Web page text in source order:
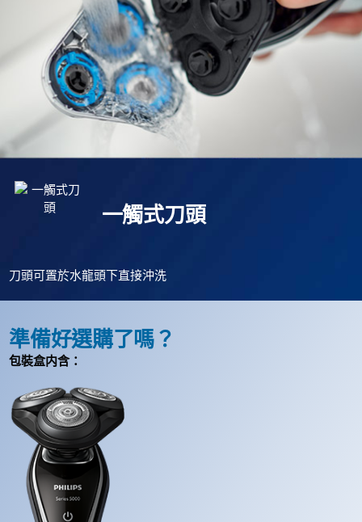
一觸式刀頭
刀頭可置於水龍頭下直接沖洗
準備好選購了嗎？
包裝盒内含：